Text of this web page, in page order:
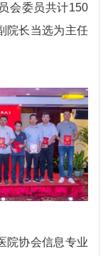
会委员共计150
院长当选为主任
院协会信息专业